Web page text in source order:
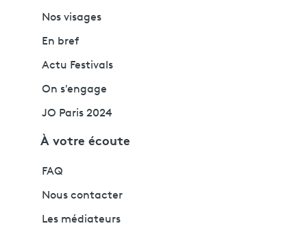
Nos visages
En bref
Actu Festivals
On s'engage
JO Paris 2024
À votre écoute
FAQ
Nous contacter
Les médiateurs